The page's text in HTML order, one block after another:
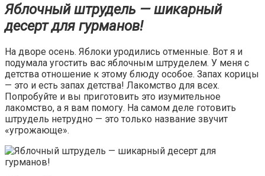
Яблочный штрудель — шикарный
десерт для гурманов!
На дворе осень. Яблоки уродились отменные. Вот я и
подумала угостить вас яблочным штруделем. У меня с
детства отношение к этому блюду особое. Запах корицы
— это и есть запах детства! Лакомство для всех.
Попробуйте и вы приготовить это изумительное
лакомство, а я вам помогу. На самом деле готовить
штрудель нетрудно — это только название звучит
«угрожающе».